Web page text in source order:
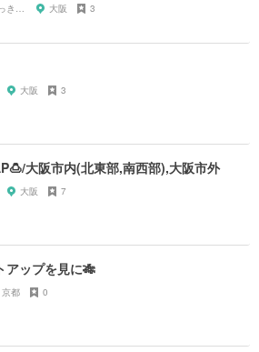
関西が好っきゃねん 大阪 3
大阪 3
大阪市内(北東部,南西部),大阪市外
大阪 7
アップを見に🎋
京都 0